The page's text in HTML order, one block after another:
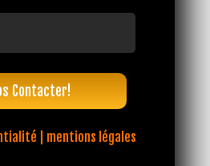
Contacter!
| mentions légales